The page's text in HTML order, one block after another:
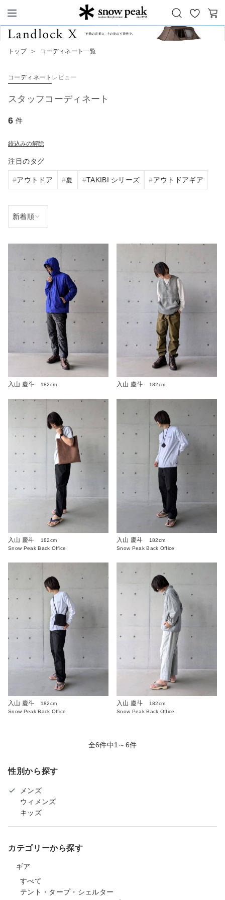
Snow Peak
お
気
カ
トップ ＞ コーディネート一覧
コーディネート レビュー
スタッフコーディネート
6 件
絞込みの解除
注目のタグ
アウトドア 夏 TAKIBI シリーズ アウトドアギア
入山 慶斗 182cm 入山 慶斗 182cm
入山 慶斗
182cm
Snow Peak Back Office
入山 慶斗
182cm
Snow Peak Back Office
入山 慶斗
182cm
Snow Peak Back Office
入山 慶斗
182cm
Snow Peak Back Office
全6件中1～6件
性別から探す
メンズ
ウィメンズ
キッズ
カテゴリーから探す
ギア
すべて
テント・タープ・シェルター